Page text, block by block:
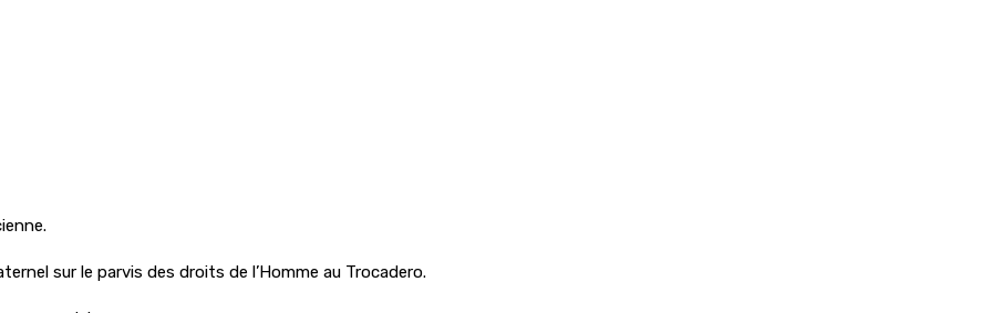
sur le parvis des droits de l’Homme au Trocadero.